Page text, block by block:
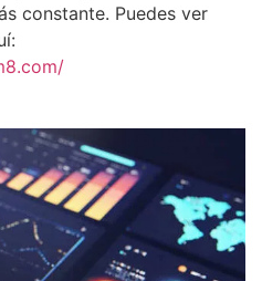
constante. Puedes ver